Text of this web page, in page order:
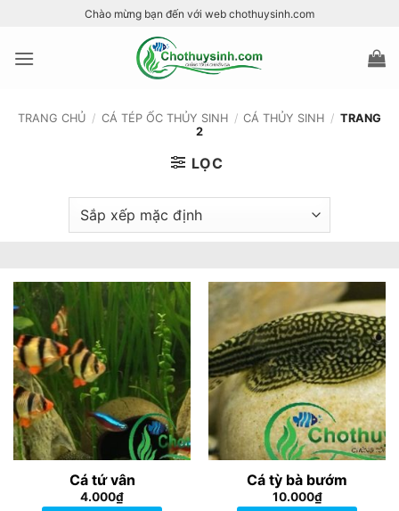
nội
Chào mừng bạn đến với web chothuysinh.com
TRANG CHỦ / CÁ TÉP ỐC THỦY SINH / CÁ THỦY SINH / TRANG
2
LỌC
Cá tứ vân
4.000₫
Cá tỳ bà bướm
10.000₫